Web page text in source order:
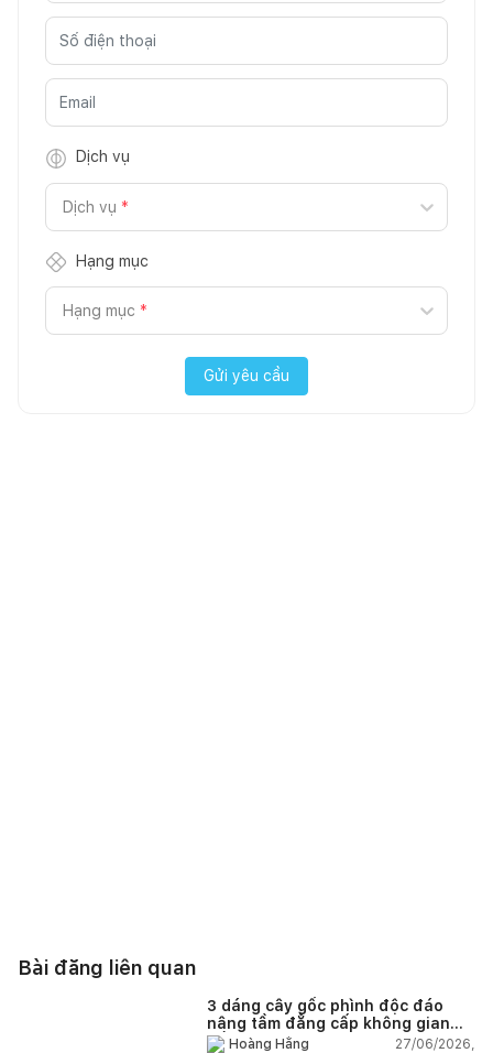
Dịch vụ
Dịch vụ *
Hạng mục
Hạng mục *
Gửi yêu cầu
Bài đăng liên quan
3 dáng cây gốc phình độc đáo
nâng tầm đẳng cấp không gian
sốngHoàng Hằng
27/06/2026,